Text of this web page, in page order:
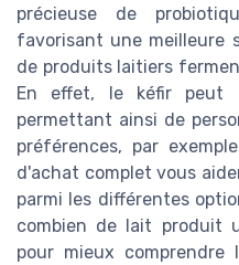
précieuse de
favorisant une meilleure
de produits laitiers
En effet, le kéfir peut
permettant ainsi de
préférences, par
d'achat complet vous
parmi les différentes
combien de lait produit
pour mieux comprendre